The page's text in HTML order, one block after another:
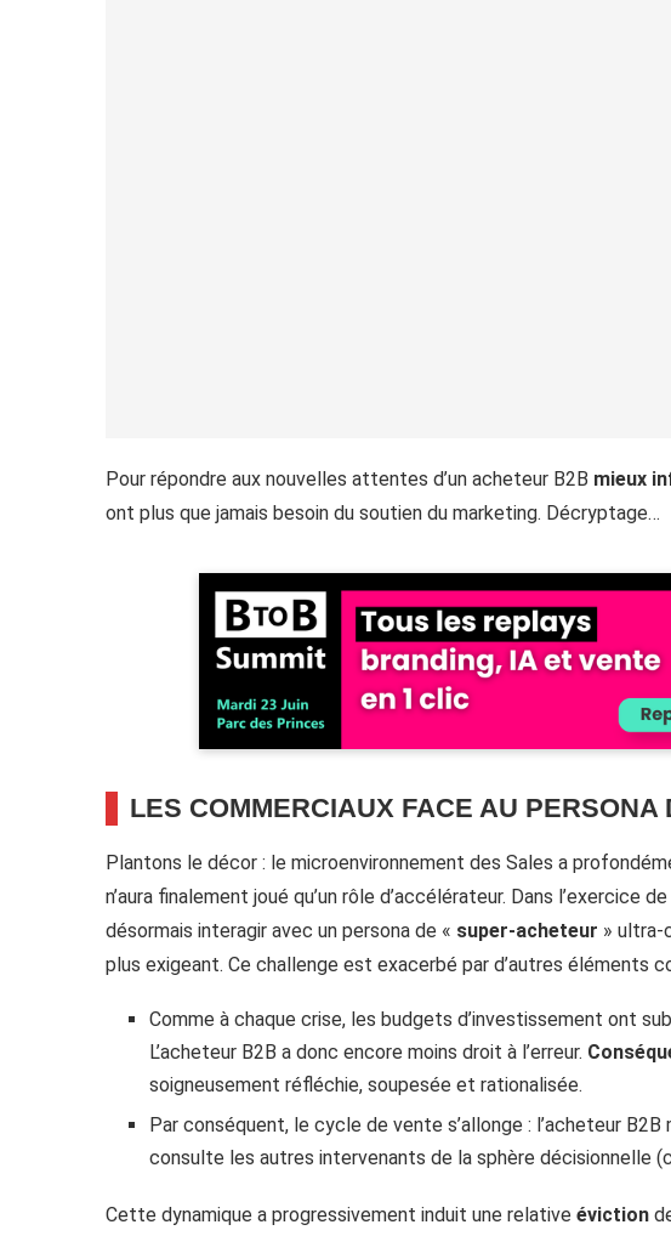
Pour répondre aux nouvelles attentes d’un acheteur B2B mieux
ont plus que jamais besoin du soutien du marketing. Décryptage…
LES COMMERCIAUX FACE AU
Plantons le décor : le microenvironnement des Sales a
n’aura finalement joué qu’un rôle d’accélérateur. Dans l’exercice
désormais interagir avec un persona de « super-acheteur » ultra-
plus exigeant. Ce challenge est exacerbé par d’autres éléments
Comme à chaque crise, les budgets d’investissement ont
L’acheteur B2B a donc encore moins droit à l’erreur.
soigneusement réfléchie, soupesée et rationalisée.
Par conséquent, le cycle de vente s’allonge : l’acheteur
consulte les autres intervenants de la sphère décisionnelle
Cette dynamique a progressivement induit une relative éviction